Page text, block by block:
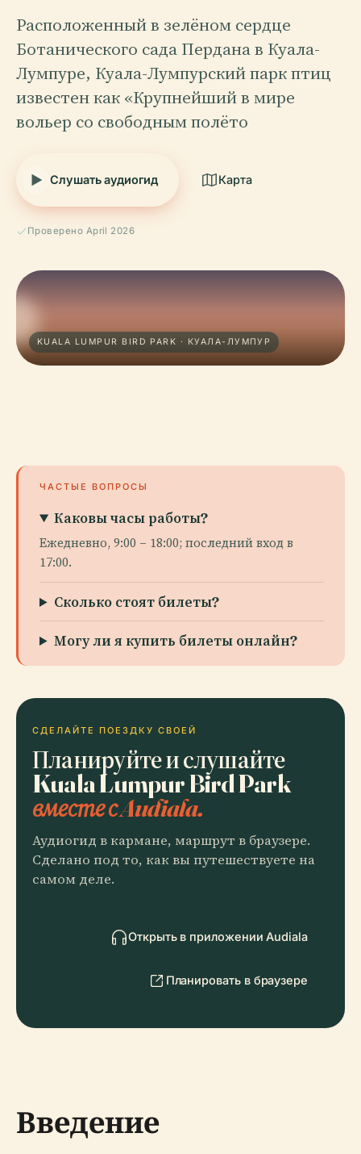
Расположенный в зелёном сердце
Ботанического сада Пердана в Куала-
Лумпуре, Куала-Лумпурский парк птиц
известен как «Крупнейший в мире
вольер со свободным полёто
Слушать аудиогид Карта
Проверено April 2026
KUALA LUMPUR BIRD PARK · КУАЛА-ЛУМПУР
ЧАСТЫЕ ВОПРОСЫ
Каковы часы работы?
Ежедневно, 9:00 – 18:00; последний вход в
17:00.
Сколько стоят билеты?
Могу ли я купить билеты онлайн?
СДЕЛАЙТЕ ПОЕЗДКУ СВОЕЙ
Планируйте и слушайте
Kuala Lumpur Bird Park
вместе с Audiala.
Аудиогид в кармане, маршрут в браузере.
Сделано под то, как вы путешествуете на
самом деле.
Открыть в приложении Audiala
Планировать в браузере
Введение